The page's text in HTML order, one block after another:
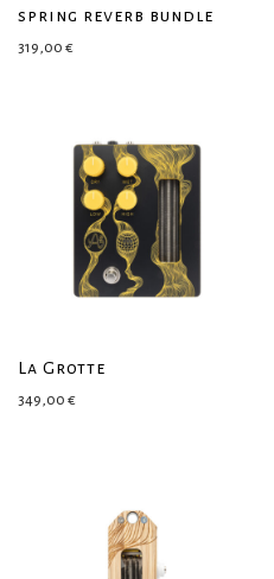
spring reverb bundle
319,00 €
La Grotte
349,00 €